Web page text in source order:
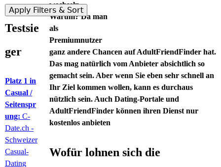
wechseln.
Warum? Da man
als
Premiumnutzer
ganz andere Chancen auf AdultFriendFinder hat.
Das mag natürlich vom Anbieter absichtlich so
gemacht sein. Aber wenn Sie eben sehr schnell an
Ihr Ziel kommen wollen, kann es durchaus
nützlich sein. Auch Dating-Portale und
AdultFriendFinder können ihren Dienst nur
kostenlos anbieten
Wofür lohnen sich die
Testsie
ger
Platz 1 in
Casual /
Seitenspr
ung: C-
Date.ch -
Schweizer
Casual-
Dating